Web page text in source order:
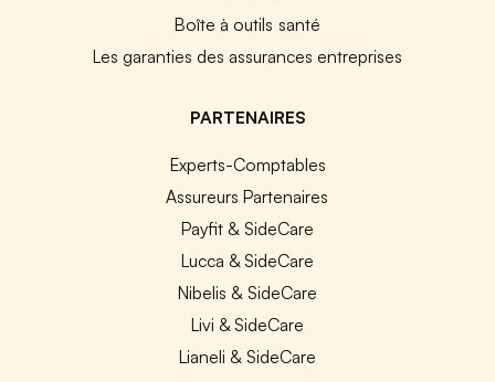
Boîte à outils santé
Les garanties des assurances entreprises
PARTENAIRES
Experts-Comptables
Assureurs Partenaires
Payfit & SideCare
Lucca & SideCare
Nibelis & SideCare
Livi & SideCare
Lianeli & SideCare